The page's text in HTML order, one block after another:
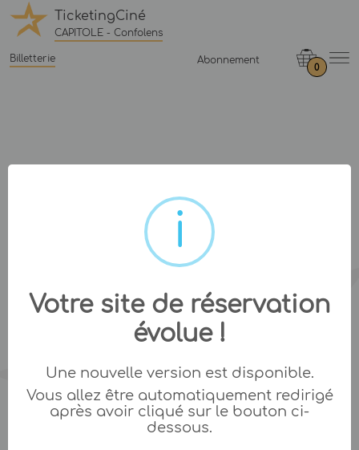
TicketingCiné
CAPITOLE - Confolens
Billetterie Abonnement
0
Votre site de réservation
évolue !
Une nouvelle version est disponible.
Vous allez être automatiquement redirigé
après avoir cliqué sur le bouton ci-
dessous.